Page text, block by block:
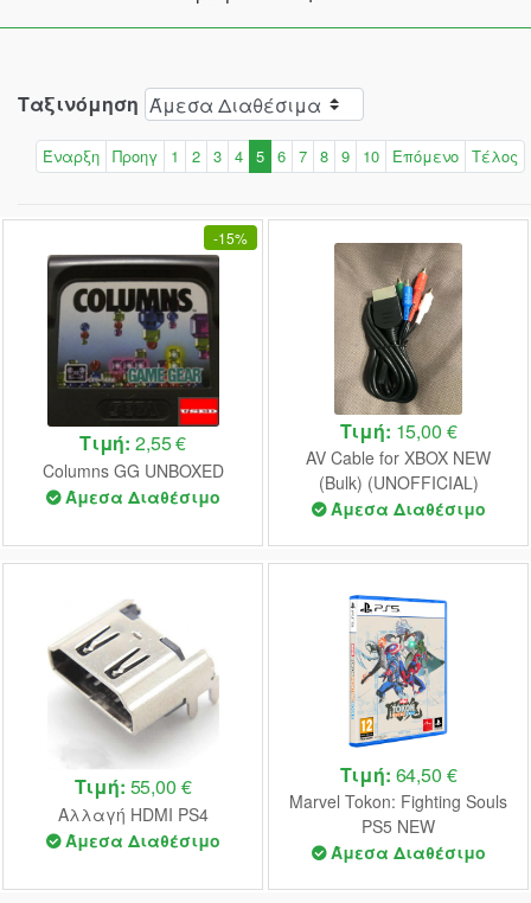
Ταξινόμηση
Έναρξη Προηγ 1 2 3 4 5 6 7 8 9 10 Επόμενο Τέλος
-15%
Τιμή: 2,55 €
Columns GG UNBOXED
Άμεσα Διαθέσιμο
Τιμή: 15,00 €
AV Cable for XBOX NEW
(Bulk) (UNOFFICIAL)
Άμεσα Διαθέσιμο
Τιμή: 55,00 €
Αλλαγή HDMI PS4
Άμεσα Διαθέσιμο
Τιμή: 64,50 €
Marvel Tokon: Fighting Souls
PS5 NEW
Άμεσα Διαθέσιμο